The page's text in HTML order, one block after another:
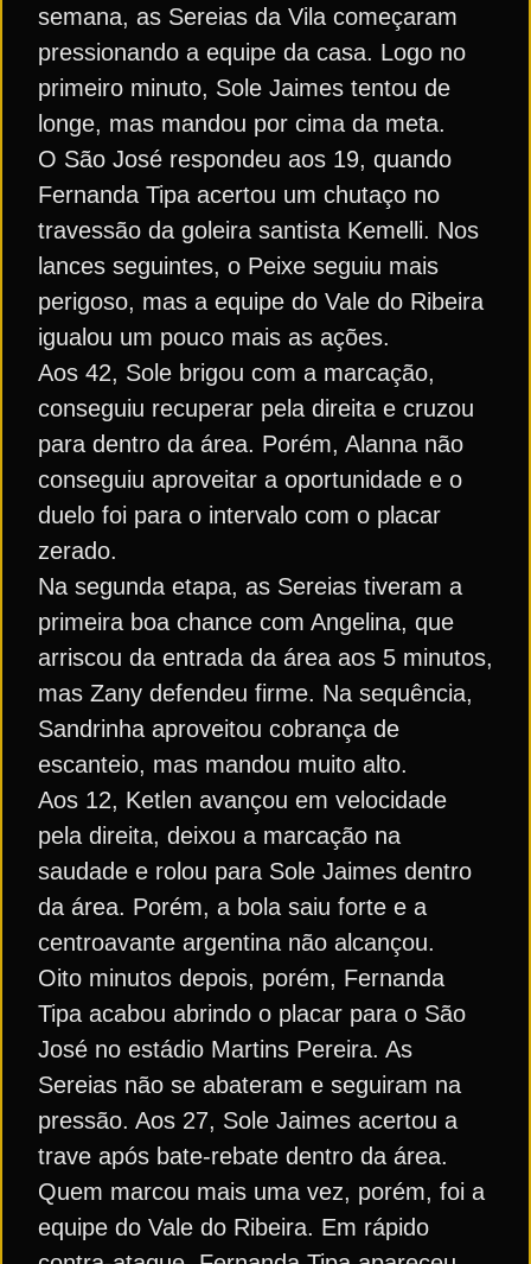
semana, as Sereias da Vila começaram
pressionando a equipe da casa. Logo no
primeiro minuto, Sole Jaimes tentou de
longe, mas mandou por cima da meta.
O São José respondeu aos 19, quando
Fernanda Tipa acertou um chutaço no
travessão da goleira santista Kemelli. Nos
lances seguintes, o Peixe seguiu mais
perigoso, mas a equipe do Vale do Ribeira
igualou um pouco mais as ações.
Aos 42, Sole brigou com a marcação,
conseguiu recuperar pela direita e cruzou
para dentro da área. Porém, Alanna não
conseguiu aproveitar a oportunidade e o
duelo foi para o intervalo com o placar
zerado.
Na segunda etapa, as Sereias tiveram a
primeira boa chance com Angelina, que
arriscou da entrada da área aos 5 minutos,
mas Zany defendeu firme. Na sequência,
Sandrinha aproveitou cobrança de
escanteio, mas mandou muito alto.
Aos 12, Ketlen avançou em velocidade
pela direita, deixou a marcação na
saudade e rolou para Sole Jaimes dentro
da área. Porém, a bola saiu forte e a
centroavante argentina não alcançou.
Oito minutos depois, porém, Fernanda
Tipa acabou abrindo o placar para o São
José no estádio Martins Pereira. As
Sereias não se abateram e seguiram na
pressão. Aos 27, Sole Jaimes acertou a
trave após bate-rebate dentro da área.
Quem marcou mais uma vez, porém, foi a
equipe do Vale do Ribeira. Em rápido